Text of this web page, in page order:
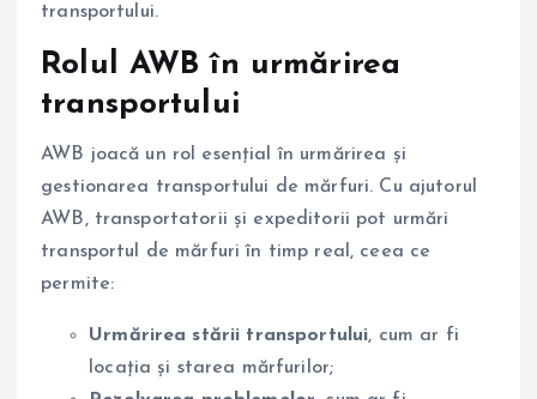
transportului.
Rolul AWB în urmărirea
transportului
AWB joacă un rol esențial în urmărirea și
gestionarea transportului de mărfuri. Cu ajutorul
AWB, transportatorii și expeditorii pot urmări
transportul de mărfuri în timp real, ceea ce
permite:
Urmărirea stării transportului, cum ar fi
locația și starea mărfurilor;